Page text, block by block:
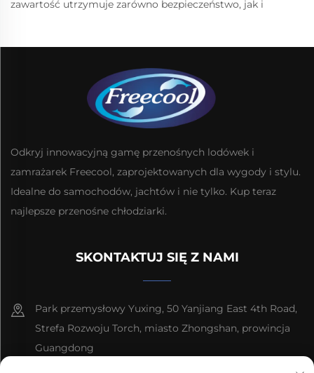
zawartość utrzymuje zarówno bezpieczeństwo, jak i
Odkryj innowacyjną gamę przenośnych lodówek i
zamrażarek Freecool, zaprojektowanych dla wygody i stylu.
Idealne do samochodów, jachtów i nie tylko. Kup teraz
najlepsze przenośne chłodziarki.
SKONTAKTUJ SIĘ Z NAMI
Park przemysłowy Yuxing, 50 Yanjiang East 4th Road,
Strefa Rozwoju Torch, miasto Zhongshan, prowincja
Guangdong